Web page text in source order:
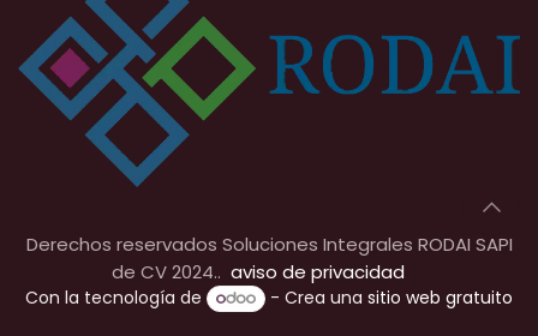
Derechos reservados Soluciones Integrales RODAI SAPI
de CV 2024.. aviso de privacidad
Con la tecnología de - Crea una sitio web gratuito